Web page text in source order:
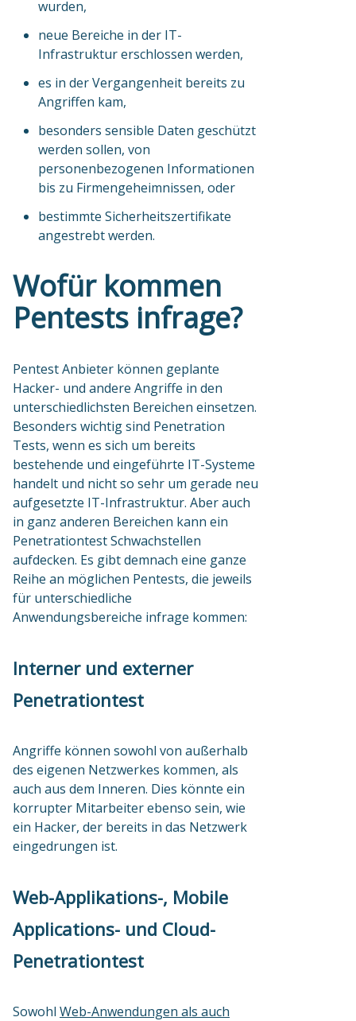
wurden,
neue Bereiche in der IT-
Infrastruktur erschlossen werden,
es in der Vergangenheit bereits zu
Angriffen kam,
besonders sensible Daten geschützt
werden sollen, von
personenbezogenen Informationen
bis zu Firmengeheimnissen, oder
bestimmte Sicherheitszertifikate
angestrebt werden.
Wofür kommen
Pentests infrage?
Pentest Anbieter können geplante
Hacker- und andere Angriffe in den
unterschiedlichsten Bereichen einsetzen.
Besonders wichtig sind Penetration
Tests, wenn es sich um bereits
bestehende und eingeführte IT-Systeme
handelt und nicht so sehr um gerade neu
aufgesetzte IT-Infrastruktur. Aber auch
in ganz anderen Bereichen kann ein
Penetrationtest Schwachstellen
aufdecken. Es gibt demnach eine ganze
Reihe an möglichen Pentests, die jeweils
für unterschiedliche
Anwendungsbereiche infrage kommen:
Interner und externer
Penetrationtest
Angriffe können sowohl von außerhalb
des eigenen Netzwerkes kommen, als
auch aus dem Inneren. Dies könnte ein
korrupter Mitarbeiter ebenso sein, wie
ein Hacker, der bereits in das Netzwerk
eingedrungen ist.
Web-Applikations-, Mobile
Applications- und Cloud-
Penetrationtest
Sowohl Web-Anwendungen als auch